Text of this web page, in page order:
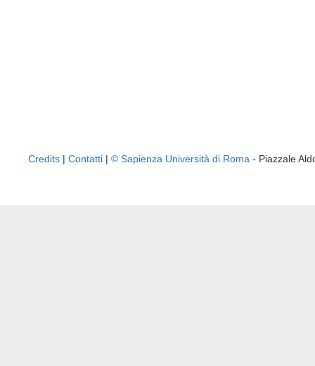
Credits | Contatti | © Sapienza Università di Roma - Piazzale